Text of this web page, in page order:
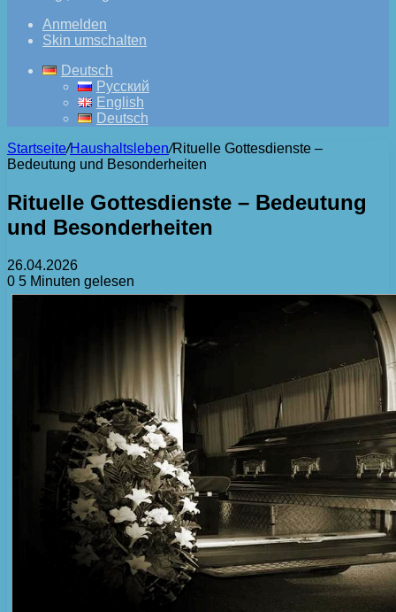
Anmelden
Skin umschalten
Deutsch
Русский
English
Deutsch
Startseite/Haushaltsleben/Rituelle Gottesdienste –
Bedeutung und Besonderheiten
Rituelle Gottesdienste – Bedeutung
und Besonderheiten
26.04.2026
0 5 Minuten gelesen